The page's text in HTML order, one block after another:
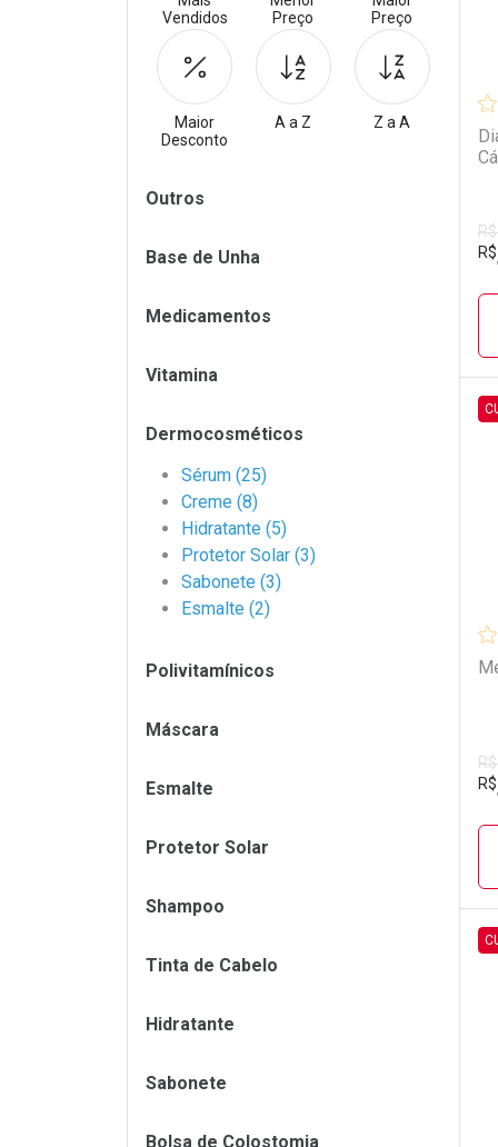
R$
R$
Vendidos
Preço
Preço
Maior
Desconto
A a Z Z a A
Filtros
Outros
Base de Unha
Medicamentos
Vitamina
Dermocosméticos
Sérum (25)
Creme (8)
Hidratante (5)
Protetor Solar (3)
Sabonete (3)
Esmalte (2)
Polivitamínicos
Máscara
Esmalte
Protetor Solar
Shampoo
Tinta de Cabelo
Hidratante
Sabonete
Bolsa de Colostomia